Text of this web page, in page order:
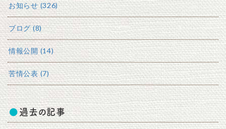
お知らせ (326)
ブログ (8)
情報公開 (14)
苦情公表 (7)
過去の記事